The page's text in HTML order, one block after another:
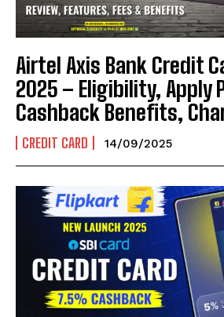
Airtel Axis Bank Credit
2025 – Eligibility, Apply
Cashback Benefits,
CREDIT CARD 14/09/2025